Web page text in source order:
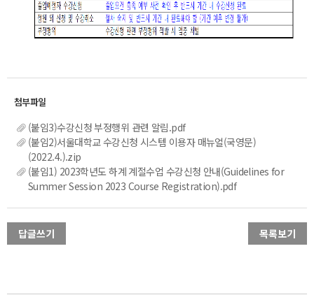
(붙임3)수강신청 부정행위 관련 알림.pdf
(붙임2)서울대학교 수강신청 시스템 이용자 매뉴얼(국영문)
(2022.4.).zip
(붙임1) 2023학년도 하계 계절수업 수강신청 안내(Guidelines for
Summer Session 2023 Course Registration).pdf
답글쓰기 목록보기